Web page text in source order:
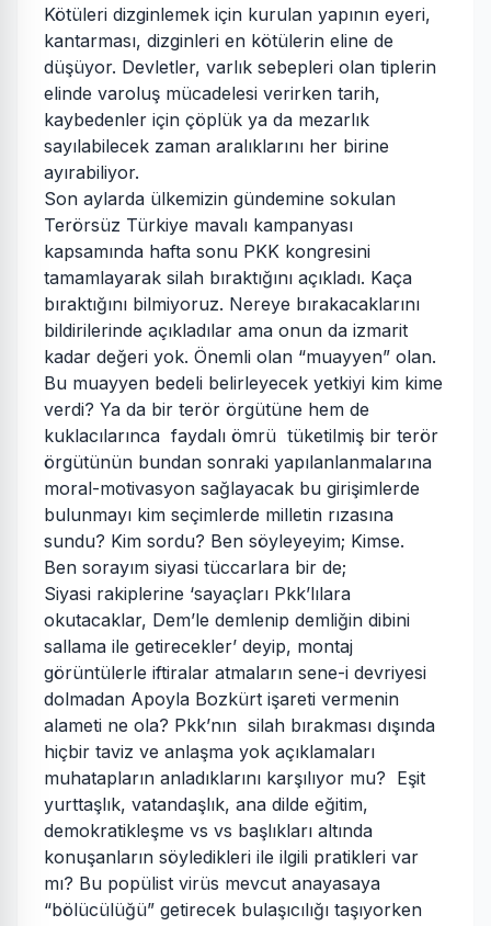
Kötüleri dizginlemek için kurulan yapının eyeri,
kantarması, dizginleri en kötülerin eline de
düşüyor. Devletler, varlık sebepleri olan tiplerin
elinde varoluş mücadelesi verirken tarih,
kaybedenler için çöplük ya da mezarlık
sayılabilecek zaman aralıklarını her birine
ayırabiliyor.
Son aylarda ülkemizin gündemine sokulan
Terörsüz Türkiye mavalı kampanyası
kapsamında hafta sonu PKK kongresini
tamamlayarak silah bıraktığını açıkladı. Kaça
bıraktığını bilmiyoruz. Nereye bırakacaklarını
bildirilerinde açıkladılar ama onun da izmarit
kadar değeri yok. Önemli olan “muayyen” olan.
Bu muayyen bedeli belirleyecek yetkiyi kim kime
verdi? Ya da bir terör örgütüne hem de
kuklacılarınca faydalı ömrü tüketilmiş bir terör
örgütünün bundan sonraki yapılanlanmalarına
moral-motivasyon sağlayacak bu girişimlerde
bulunmayı kim seçimlerde milletin rızasına
sundu? Kim sordu? Ben söyleyeyim; Kimse.
Ben sorayım siyasi tüccarlara bir de;
Siyasi rakiplerine ‘sayaçları Pkk’lılara
okutacaklar, Dem’le demlenip demliğin dibini
sallama ile getirecekler’ deyip, montaj
görüntülerle iftiralar atmaların sene-i devriyesi
dolmadan Apoyla Bozkürt işareti vermenin
alameti ne ola? Pkk’nın silah bırakması dışında
hiçbir taviz ve anlaşma yok açıklamaları
muhatapların anladıklarını karşılıyor mu? Eşit
yurttaşlık, vatandaşlık, ana dilde eğitim,
demokratikleşme vs vs başlıkları altında
konuşanların söyledikleri ile ilgili pratikleri var
mı? Bu popülist virüs mevcut anayasaya
“bölücülüğü” getirecek bulaşıcılığı taşıyorken